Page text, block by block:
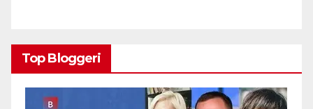
Top Bloggeri